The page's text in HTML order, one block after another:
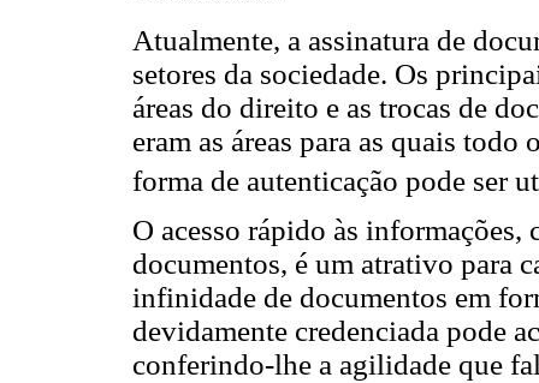
Atualmente, a assinatura de
setores da sociedade. Os
áreas do direito e as trocas de
eram as áreas para as quais
forma de autenticação pode ser
O acesso rápido às
documentos, é um atrativo para
infinidade de documentos em
devidamente credenciada pode
conferindo-lhe a agilidade que